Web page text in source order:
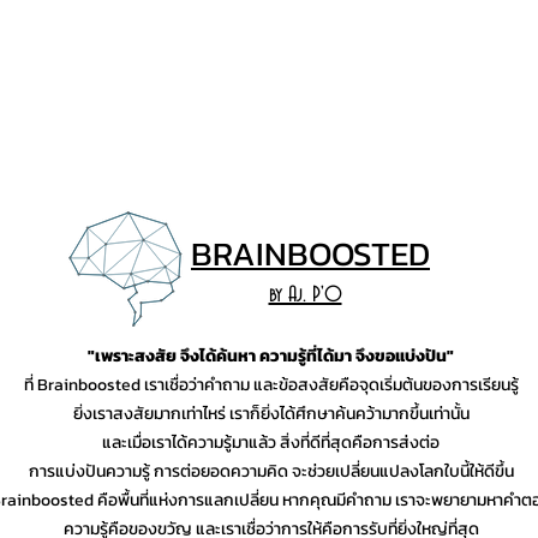
BRAINBOOSTED
by Aj. P'O
"เพราะสงสัย จึงได้ค้นหา ความรู้ที่ได้มา จึงขอแบ่งปัน"
ที่ Brainboosted เราเชื่อว่าคำถาม และข้อสงสัยคือจุดเริ่มต้นของการเรียนรู้
ยิ่งเราสงสัยมากเท่าไหร่ เราก็ยิ่งได้ศึกษาค้นคว้ามากขึ้นเท่านั้น
และเมื่อเราได้ความรู้มาแล้ว สิ่งที่ดีที่สุดคือการส่งต่อ
การแบ่งปันความรู้ การต่อยอดความคิด จะช่วยเปลี่ยนแปลงโลกใบนี้ให้ดีขึ้น
คือพื้นที่แห่งการแลกเปลี่ยน หากคุณมีคำถาม เราจะพยายามหาคำต
ความรู้คือของขวัญ และเราเชื่อว่าการให้คือการรับที่ยิ่งใหญ่ที่สุด